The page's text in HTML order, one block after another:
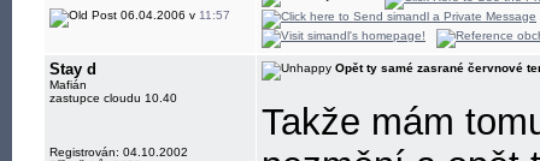
06.04.2006 v 11:57
Stay d
Mafián
zastupce cloudu 10.40
Registrován: 04.10.2002
Opět ty samé zasrané červnové
Takže mám